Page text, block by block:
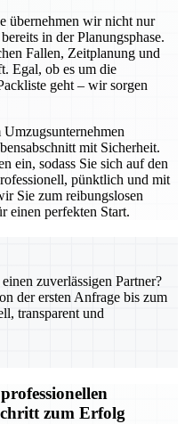
übernehmen wir nicht nur
in der Planungsphase.
Fallen, Zeitplanung und
Egal, ob es um die
geht – wir sorgen
mit Sicherheit.
ein, sodass Sie sich auf den
pünktlich und mit
Sie zum reibungslosen
einen perfekten Start.
zuverlässigen Partner?
der ersten Anfrage bis zum
transparent und
zum Erfolg